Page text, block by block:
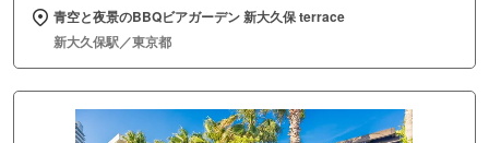
青空と夜景のBBQビアガーデン 新大久保 terrace
新大久保駅／東京都